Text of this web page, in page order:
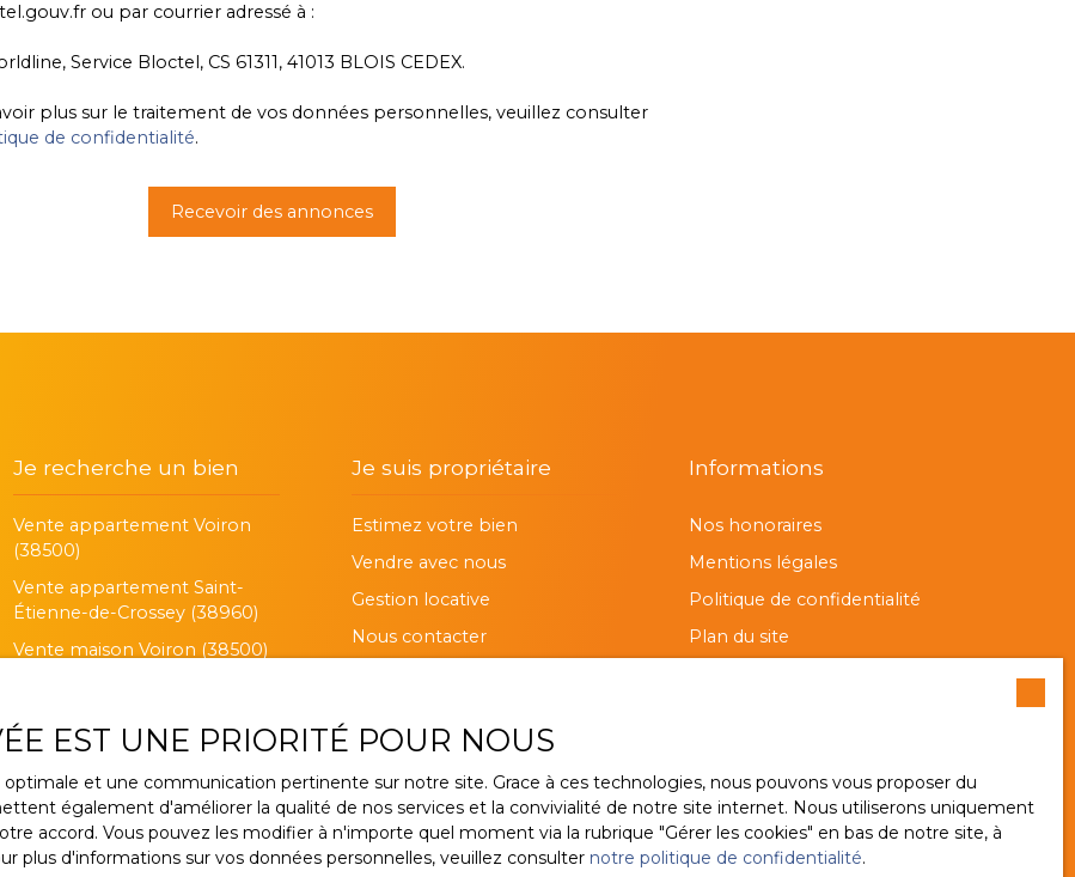
ou par courrier adressé à :
Service Bloctel, CS 61311, 41013 BLOIS CEDEX.
plus sur le traitement de vos données personnelles, veuillez consulter
de confidentialité.
Recevoir des annonces
Je recherche un bien
Vente appartement Voiron
(38500)
Vente appartement Saint-
Étienne-de-Crossey (38960)
Vente maison Voiron (38500)
Vente appartement Claix
(38640)
Vente appartement Tullins
(38210)
Je suis propriétaire
Estimez votre bien
Vendre avec nous
Gestion locative
Nous contacter
Informations
Nos honoraires
Mentions légales
Politique de confidentialité
Plan du site
EST UNE PRIORITÉ POUR NOUS
et une communication pertinente sur notre site. Grace à ces technologies, nous pouvons vous proposer du
également d'améliorer la qualité de nos services et la convivialité de notre site internet. Nous utiliserons uniquement
accord. Vous pouvez les modifier à n'importe quel moment via la rubrique ″Gérer les cookies″ en bas de notre site, à
plus d'informations sur vos données personnelles, veuillez consulter notre politique de confidentialité.